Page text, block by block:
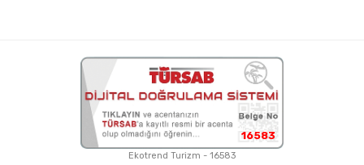
16583
Ekotrend Turizm - 16583